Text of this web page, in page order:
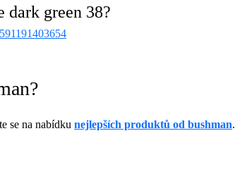
dark green 38?
se na nabídku nejlepších produktů od bushman.